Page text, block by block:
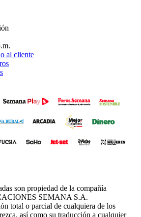
al cliente
window
son propiedad de la compañía
SEMANA S.A.
total o parcial de cualquiera de los
así como su traducción a cualquier